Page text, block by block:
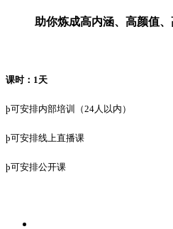
助你炼成高内涵、高颜值
课时： 1天
þ可安排内部培训（24人以内）
þ可安排线上直播课
þ可安排公开课